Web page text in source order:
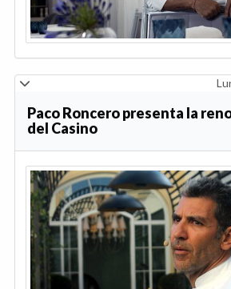
Paco Roncero presenta la
del Casino